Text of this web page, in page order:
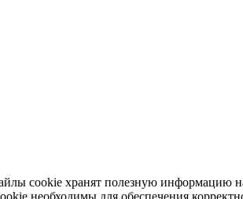
cookie хранят полезную информацию